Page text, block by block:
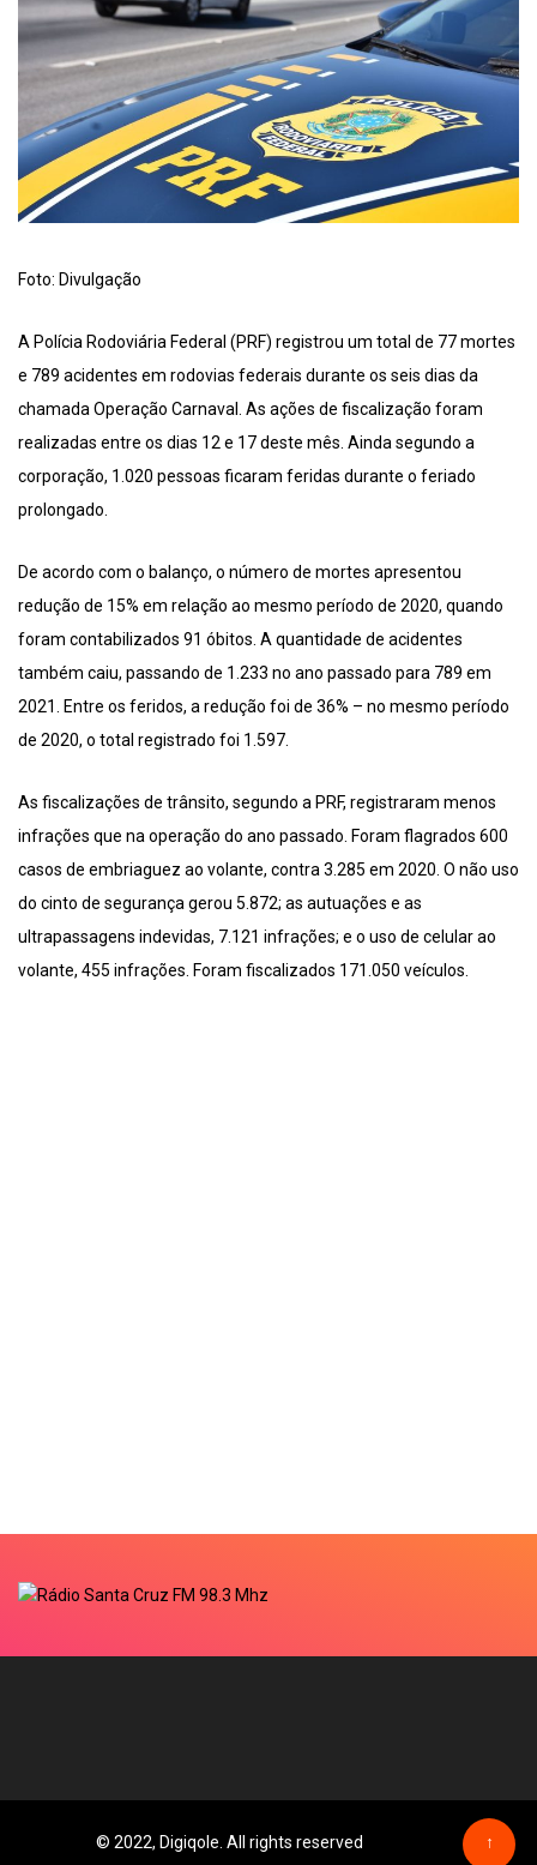
Foto: Divulgação
A Polícia Rodoviária Federal (PRF) registrou um total de 77 mortes
e 789 acidentes em rodovias federais durante os seis dias da
chamada Operação Carnaval. As ações de fiscalização foram
realizadas entre os dias 12 e 17 deste mês. Ainda segundo a
corporação, 1.020 pessoas ficaram feridas durante o feriado
prolongado.
De acordo com o balanço, o número de mortes apresentou
redução de 15% em relação ao mesmo período de 2020, quando
foram contabilizados 91 óbitos. A quantidade de acidentes
também caiu, passando de 1.233 no ano passado para 789 em
2021. Entre os feridos, a redução foi de 36% – no mesmo período
de 2020, o total registrado foi 1.597.
As fiscalizações de trânsito, segundo a PRF, registraram menos
infrações que na operação do ano passado. Foram flagrados 600
casos de embriaguez ao volante, contra 3.285 em 2020. O não uso
do cinto de segurança gerou 5.872; as autuações e as
ultrapassagens indevidas, 7.121 infrações; e o uso de celular ao
volante, 455 infrações. Foram fiscalizados 171.050 veículos.
© 2022, Digiqole. All rights reserved ↑